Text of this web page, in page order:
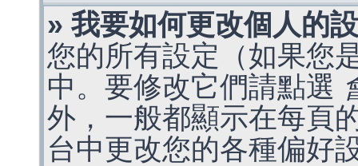
» 我要如何更改個人的
您的所有設定（如果您
中。要修改它們請點選
外，一般都顯示在每頁
台中更改您的各種偏好